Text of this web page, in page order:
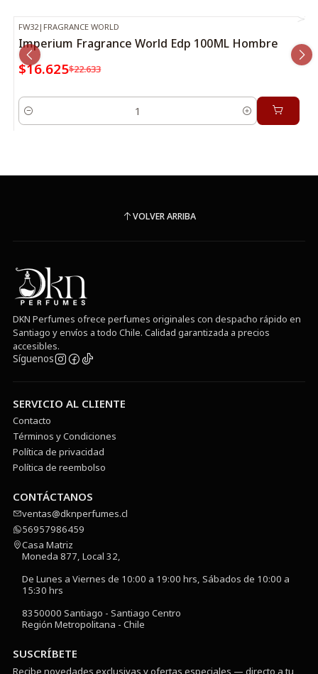
-27%OFF
FW32| FRAGRANCE WORLD
Imperium Fragrance World Edp 100ML Hombre
$16.625$22.633
Cantidad
VOLVER ARRIBA
DKN Perfumes ofrece perfumes originales con despacho rápido en
Santiago y envíos a todo Chile. Calidad garantizada a precios
accesibles.
Síguenos
SERVICIO AL CLIENTE
Contacto
Términos y Condiciones
Política de privacidad
Política de reembolso
CONTÁCTANOS
ventas@dknperfumes.cl
56957986459
Casa Matriz
Moneda 877, Local 32,
De Lunes a Viernes de 10:00 a 19:00 hrs, Sábados de 10:00 a
15:30 hrs
8350000 Santiago - Santiago Centro
Región Metropolitana - Chile
SUSCRÍBETE
Recibe novedades exclusivas y ofertas especiales — directo a tu